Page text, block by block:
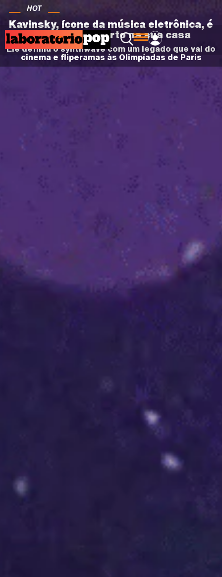
HOT
Kavinsky, ícone da música eletrônica, é
encontrado morto na sua casa
Ele definiu o synthwave com um legado que vai do
cinema e fliperamas às Olimpíadas de Paris